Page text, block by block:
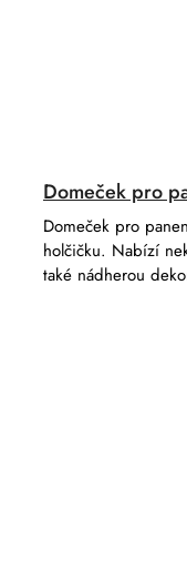
Domeček pro
Domeček pro
holčičku. Nabízí
také nádherou